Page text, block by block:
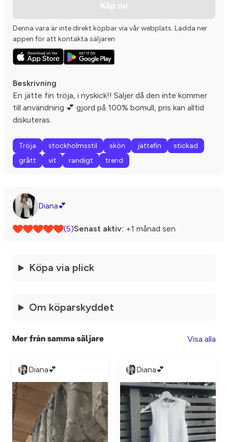
Köp nu
Denna vara är inte direkt köpbar via vår webplats. Ladda ner
appen för att kontakta säljaren
Beskrivning
En jätte fin tröja, i nyskick!! Säljer då den inte kommer
till användning 💕 gjord på 100% bomull, pris kan alltid
diskuteras.
Tröja stockholmsstil skön jättefin
stickad
grått
vit randigt trend
Diana💕
(5)Senast aktiv: +1 månad sen
Köpa via plick
Om köparskyddet
Mer från samma säljare Visa alla
Diana💕 Diana💕